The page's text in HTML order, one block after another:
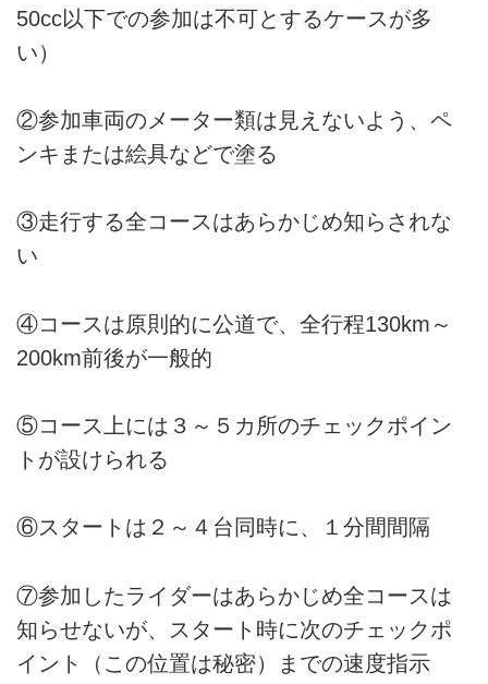
50cc以下での参加は不可とするケースが多
い）
②参加車両のメーター類は見えないよう、ペ
ンキまたは絵具などで塗る
③走行する全コースはあらかじめ知らされな
い
④コースは原則的に公道で、全行程130km～
200km前後が一般的
⑤コース上には３～５カ所のチェックポイン
トが設けられる
⑥スタートは２～４台同時に、１分間間隔
⑦参加したライダーはあらかじめ全コースは
知らせないが、スタート時に次のチェックポ
イント（この位置は秘密）までの速度指示